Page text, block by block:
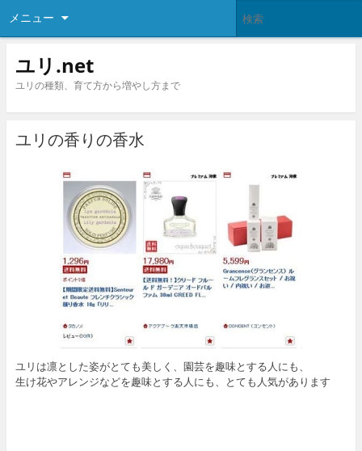
メニュー
ユリ.net
ユリの種類、育て方から増やし方まで
ユリの香りの香水
ユリは凛とした姿がとても美しく、園芸を趣味とする人にも、
生け花やアレンジなどを趣味とする人にも、とても人気があります